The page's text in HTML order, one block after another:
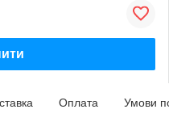
Оплата Умови